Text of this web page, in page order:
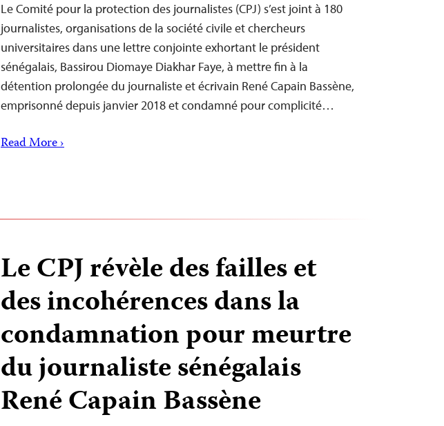
Le Comité pour la protection des journalistes (CPJ) s’est joint à 180
journalistes, organisations de la société civile et chercheurs
universitaires dans une lettre conjointe exhortant le président
sénégalais, Bassirou Diomaye Diakhar Faye, à mettre fin à la
détention prolongée du journaliste et écrivain René Capain Bassène,
emprisonné depuis janvier 2018 et condamné pour complicité…
Read More ›
Le CPJ révèle des failles et
des incohérences dans la
condamnation pour meurtre
du journaliste sénégalais
René Capain Bassène